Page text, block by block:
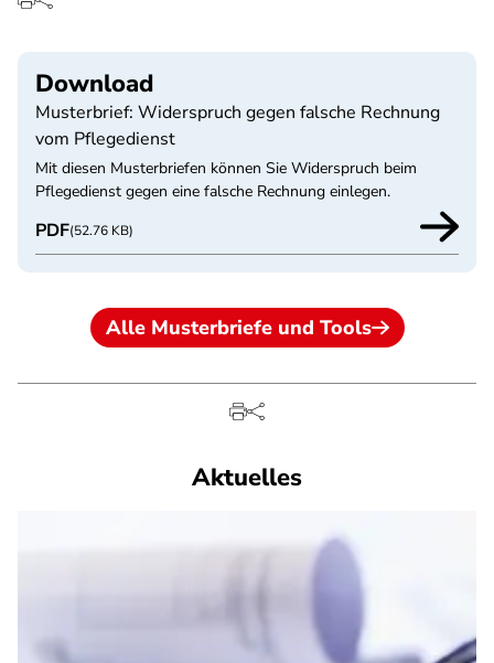
Download
Musterbrief: Widerspruch gegen falsche Rechnung
vom Pflegedienst
Mit diesen Musterbriefen können Sie Widerspruch beim
Pflegedienst gegen eine falsche Rechnung einlegen.
PDF(52.76 KB)
Alle Musterbriefe und Tools
Aktuelles